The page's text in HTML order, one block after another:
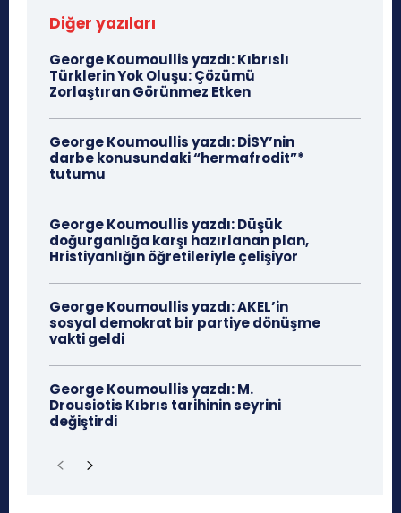
Diğer yazıları
George Koumoullis yazdı: Kıbrıslı
Türklerin Yok Oluşu: Çözümü
Zorlaştıran Görünmez Etken
George Koumoullis yazdı: DİSY’nin
darbe konusundaki “hermafrodit”*
tutumu
George Koumoullis yazdı: Düşük
doğurganlığa karşı hazırlanan plan,
Hristiyanlığın öğretileriyle çelişiyor
George Koumoullis yazdı: AKEL’in
sosyal demokrat bir partiye dönüşme
vakti geldi
George Koumoullis yazdı: M.
Drousiotis Kıbrıs tarihinin seyrini
değiştirdi